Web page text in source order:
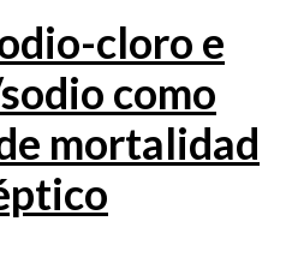
cloro e
como
mortalidad